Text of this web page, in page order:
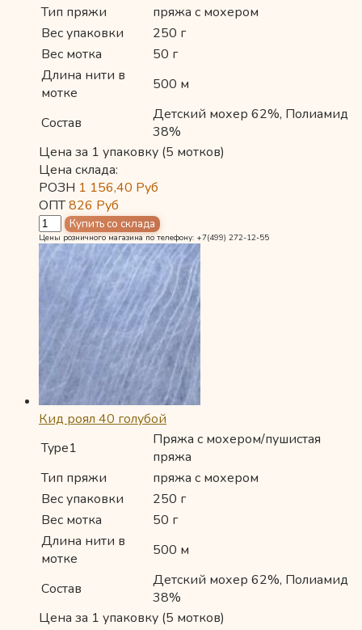
Тип пряжи
пряжа с мохером
Вес упаковки
250 г
Вес мотка
50 г
Длина нити в
мотке
500 м
Состав
Детский мохер 62%, Полиамид
38%
Цена за 1 упаковку (5 мотков)
Цена склада:
РОЗН 1 156,40 Руб
ОПТ826 Руб
Цены розничного магазина по телефону: +7(499) 272-12-55
Кид роял 40 голубой
Type1
Пряжа с мохером/пушистая
пряжа
Тип пряжи
пряжа с мохером
Вес упаковки
250 г
Вес мотка
50 г
Длина нити в
мотке
500 м
Состав
Детский мохер 62%, Полиамид
38%
Цена за 1 упаковку (5 мотков)